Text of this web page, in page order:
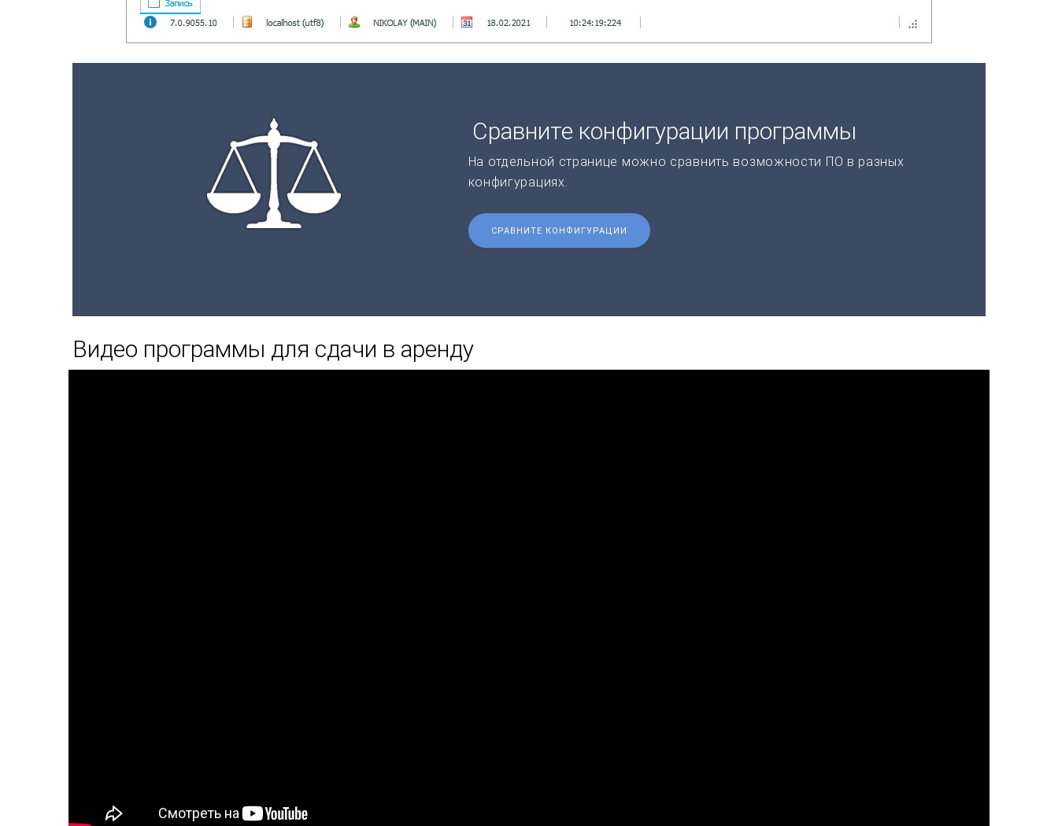
Сравните конфигурации программы
На отдельной странице можно сравнить возможности ПО в разных
конфигурациях.
СРАВНИТЕ КОНФИГУРАЦИИ
Видео программы для сдачи в аренду